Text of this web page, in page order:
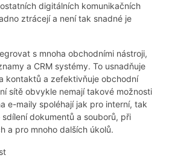
digitálních komunikačních
ztrácejí a není tak snadné je
s mnoha obchodními nástroji,
a CRM systémy. To usnadňuje
kontaktů a zefektivňuje obchodní
sítě obvykle nemají takové možnosti
e-maily spoléhají jak pro interní, tak
dokumentů a souborů, při
a pro mnoho dalších úkolů.